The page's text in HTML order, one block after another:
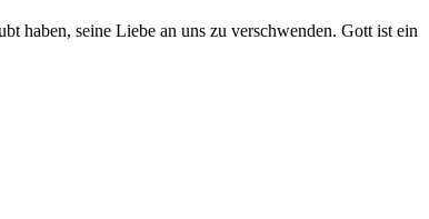
haben, seine Liebe an uns zu verschwenden. Gott ist ein